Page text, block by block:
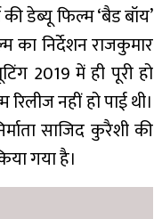
डेब्यू फिल्म ‘बैड बॉय’
का निर्देशन राजकुमार
2019 में ही पूरी हो
नहीं हो पाई थी।
साजिद कुरैशी की
गया है।